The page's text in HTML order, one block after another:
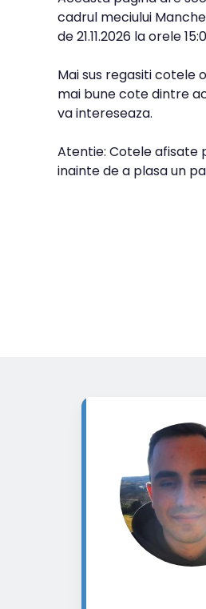
cadrul meciului
de21.11.2026 la orele
Mai sus regasiti cotele
mai bune cote dintre
va intereseaza.
Atentie: Cotele afisate
inainte de a plasa un